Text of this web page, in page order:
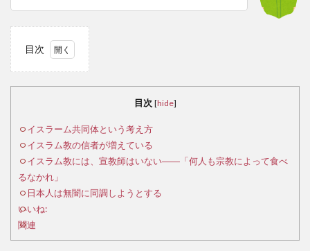
目次
共同
体と
いう
方
2
イ
スラ
目次 [hide]
イスラーム共同体という考え方
イスラム教の信者が増えている
イスラム教には、宣教師はいない――「何人も宗教によって食べ
るなかれ」
日本人は無闇に同調しようとする
いいね:
関連